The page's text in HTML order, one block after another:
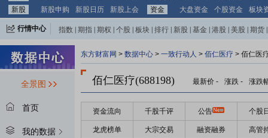
新股
新股申购 新股日历 新股上会 资金 大盘资金 个股资金 板块
行情中心 指数 期指 期权 个股 板块 排行 新股 基金 港股 美股 期货
全景图
首页
我的数据
东方财富网 > 数据中心 > 一致行动人 > 佰仁医疗 > 佰仁医
佰仁医疗(688198) 最新价 - 涨跌 - 涨跌
资金流向 千股千评 公告 个股
龙虎榜单 大宗交易 融资融券 高管